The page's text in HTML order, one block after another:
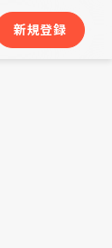
新規登録